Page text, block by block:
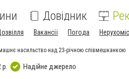
Довідник
Вакансії Погода
насильство над 23-річною співмешканкою
Надійне джерело